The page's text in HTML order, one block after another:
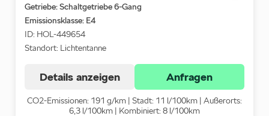
Getriebe: Schaltgetriebe 6-Gang
Emissionsklasse: E4
ID: HOL-449654
Standort: Lichtentanne
Details anzeigen Anfragen
CO2-Emissionen: 191 g/km | Stadt: 11 l/100km | Außerorts:
6,3 l/100km | Kombiniert: 8 l/100km